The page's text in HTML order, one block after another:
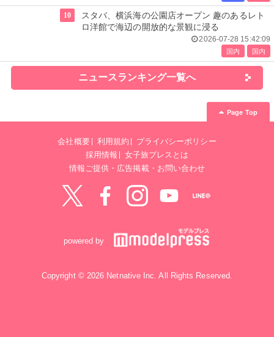
10
スタバ、横浜海の公園店オープン 趣のあるレト
ロ洋館で海辺の開放的な景観に浸る
2026-07-28 15:42:09
国内 国内
ニュースランキング一覧へ
Page Top
会社概要 利用規約
プライバシーポリシー
採用情報
女子旅プレスとは
情報ご提供・広告掲載・お問い合わせ
powered by
Copyright © 2026 Netnative Inc. All Rights Reserved.